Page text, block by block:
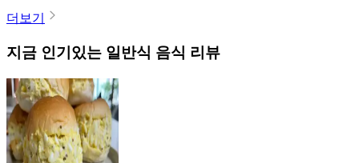
더보기
지금 인기있는 일반식 음식 리뷰